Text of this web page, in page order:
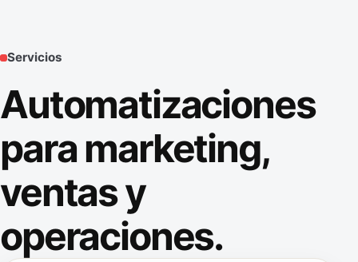
Servicios
Automatizaciones
para marketing,
ventas y
operaciones.